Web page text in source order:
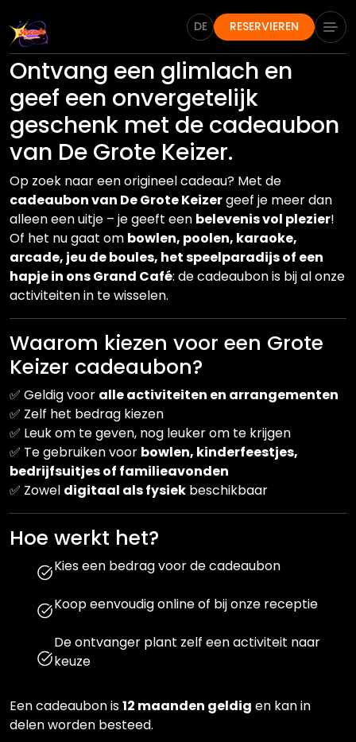
DE RESERVIEREN
Ontvang een glimlach en
geef een onvergetelijk
geschenk met de cadeaubon
van De Grote Keizer.
Op zoek naar een origineel cadeau? Met de
cadeaubon van De Grote Keizergeef je meer dan
alleen een uitje – je geeft een belevenis vol plezier!
Of het nu gaat om bowlen, poolen, karaoke,
arcade, jeu de boules, het speelparadijs of een
hapje in ons Grand Café: de cadeaubon is bij al onze
activiteiten in te wisselen.
Waarom kiezen voor een Grote
Keizer cadeaubon?
✅ Geldig voor alle activiteiten en arrangementen
✅ Zelf het bedrag kiezen
✅ Leuk om te geven, nog leuker om te krijgen
✅ Te gebruiken voor bowlen, kinderfeestjes,
bedrijfsuitjes of familieavonden
✅ Zowel digitaal als fysiek beschikbaar
Hoe werkt het?
Kies een bedrag voor de cadeaubon
Koop eenvoudig online of bij onze receptie
De ontvanger plant zelf een activiteit naar
keuze
Een cadeaubon is12 maanden geldig en kan in
delen worden besteed.